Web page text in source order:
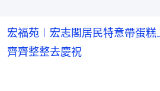
宏福苑︱宏志閣居民特意帶蛋
齊齊整整去慶祝